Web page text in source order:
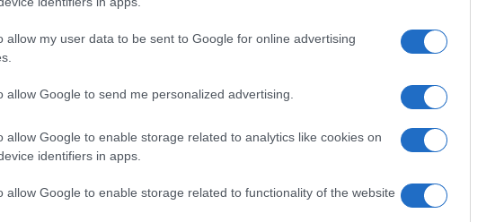
allow my user data to be sent to Google for online advertising
allow Google to send me personalized advertising.
allow Google to enable storage related to analytics like cookies on
identifiers in apps.
allow Google to enable storage related to functionality of the website
collezioneDior
mescolare storia e innovazione. Il vestito,
intricati, si presenta come una celebrazione
raffinatezza. La scelta del colore nero,
strato di eleganza al look.
una questione di estetica, ma anche di